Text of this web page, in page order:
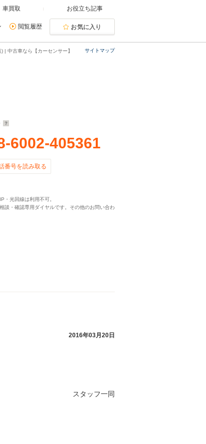
車買取 お役立ち記事
閲覧履歴 お気に入り
サイトマップ
| 中古車なら【カーセンサー】
6002-405361
番号を読み取る
・光回線は利用不可。
談・確認専用ダイヤルです。その他のお問い合わ
2016年03月20日
スタッフ一同